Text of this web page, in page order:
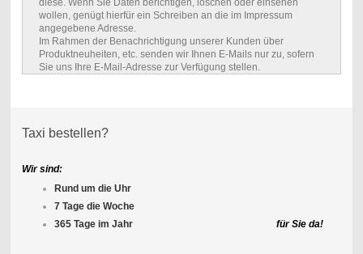
diese. Wenn Sie Daten berichtigen, löschen oder einsehen
wollen, genügt hierfür ein Schreiben an die im Impressum
angegebene Adresse.
Im Rahmen der Benachrichtigung unserer Kunden über
Produktneuheiten, etc. senden wir Ihnen E-Mails nur zu, sofern
Sie uns Ihre E-Mail-Adresse zur Verfügung stellen.
Taxi bestellen?
Wir sind:
Rund um die Uhr
7 Tage die Woche
365 Tage im Jahr
für Sie da!